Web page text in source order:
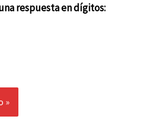
respuesta en dígitos: